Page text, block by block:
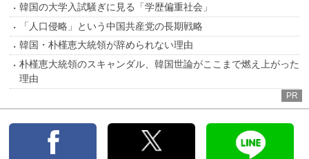
韓国の大学入試騒ぎに見る「学歴偏重社会」
「人口侵略」という中国共産党の長期戦略
韓国・朴槿恵大統領が辞められない理由
朴槿恵大統領のスキャンダル、韓国世論がここまで燃え上がった
理由
PR